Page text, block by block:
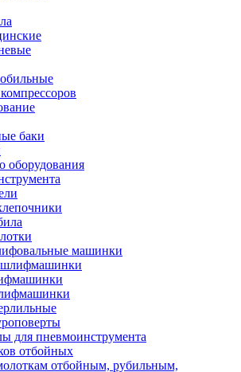
баки
оборудования
машинки
для пневмоинструмента
отбойных
отбойным, рубильным,